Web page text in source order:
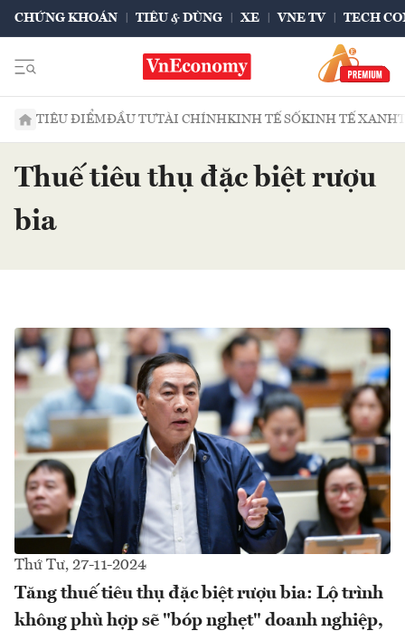
CHỨNG KHOÁN TIÊU & DÙNG XE VNE TV TECH
TIÊU ĐIỂMĐẦU TƯTÀI CHÍNHKINH TẾ SỐKINH TẾ XANH
Thuế tiêu thụ đặc biệt rượu
bia
Thứ Tư, 27-11-2024
Tăng thuế tiêu thụ đặc biệt rượu bia: Lộ trình
không phù hợp sẽ "bóp nghẹt" doanh nghiệp,